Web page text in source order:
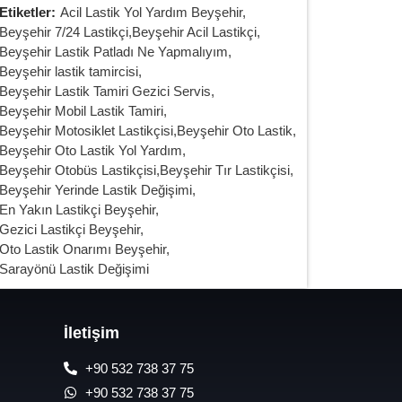
Etiketler: Acil Lastik Yol Yardım Beyşehir,
Beyşehir 7/24 Lastikçi,Beyşehir Acil Lastikçi,
Beyşehir Lastik Patladı Ne Yapmalıyım,
Beyşehir lastik tamircisi,
Beyşehir Lastik Tamiri Gezici Servis,
Beyşehir Mobil Lastik Tamiri,
Beyşehir Motosiklet Lastikçisi,Beyşehir Oto Lastik,
Beyşehir Oto Lastik Yol Yardım,
Beyşehir Otobüs Lastikçisi,Beyşehir Tır Lastikçisi,
Beyşehir Yerinde Lastik Değişimi,
En Yakın Lastikçi Beyşehir,
Gezici Lastikçi Beyşehir,
Oto Lastik Onarımı Beyşehir,
Sarayönü Lastik Değişimi
İletişim
+90 532 738 37 75
+90 532 738 37 75